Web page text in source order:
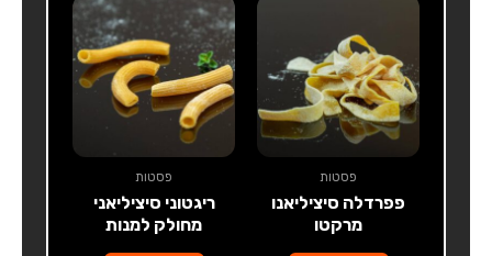
פסטות
פפרדלה סיציליאנו
מרקטו
פסטות
ריגטוני סיציליאני
מחולק למנות